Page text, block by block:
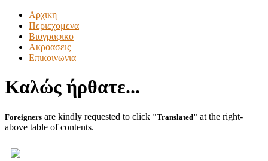
Αρχικη
Περιεχομενα
Βιογραφικο
Ακροασεις
Επικοινωνια
Καλώς ήρθατε...
Foreigners are kindly requested to click "Translated" at the right-
above table of contents.